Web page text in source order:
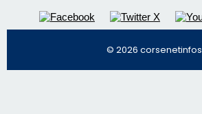
© 2026 corsenetinfos